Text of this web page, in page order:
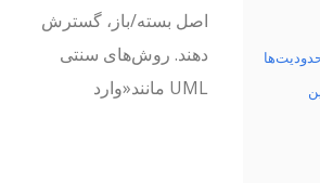
اصل بسته/باز، گسترش
دهند. روش‌های سنتی
UML مانند
«وارد